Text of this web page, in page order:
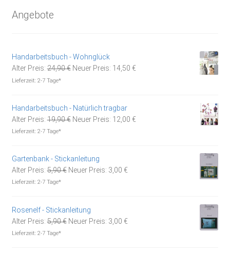
Angebote
Handarbeitsbuch - Wohnglück
Alter Preis: 24,90€ Ursprünglicher
Neuer Preis: 14,50 €Aktueller
Lieferzeit: 2-7 Tage*
Handarbeitsbuch - Natürlich tragbar
Alter Preis: 19,90€ Ursprünglicher
Neuer Preis: 12,00 €Aktueller
Lieferzeit: 2-7 Tage*
Gartenbank - Stickanleitung
Alter Preis: 5,90€ Ursprünglicher
Neuer Preis: 3,00 €Aktueller
Lieferzeit: 2-7 Tage*
Rosenelf - Stickanleitung
Alter Preis: 5,90€ Ursprünglicher
Neuer Preis: 3,00 €Aktueller
Lieferzeit: 2-7 Tage*